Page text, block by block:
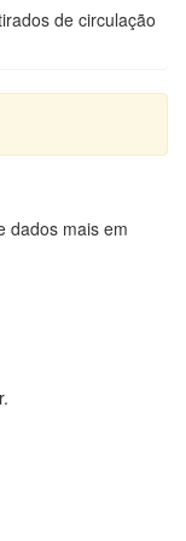
de circulação
dados mais em